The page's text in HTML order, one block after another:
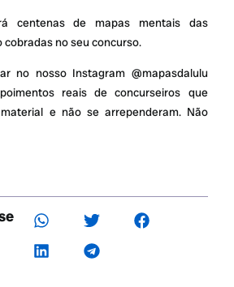
centenas de mapas mentais das
cobradas no seu concurso.
no nosso Instagram @mapasdalulu
reais de concurseiros que
e não se arrependeram. Não